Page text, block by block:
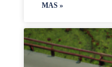
MAS »